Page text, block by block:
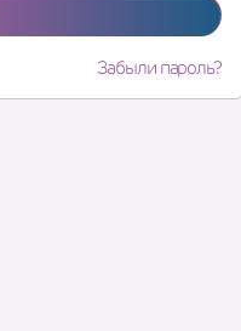
Забыли пароль?